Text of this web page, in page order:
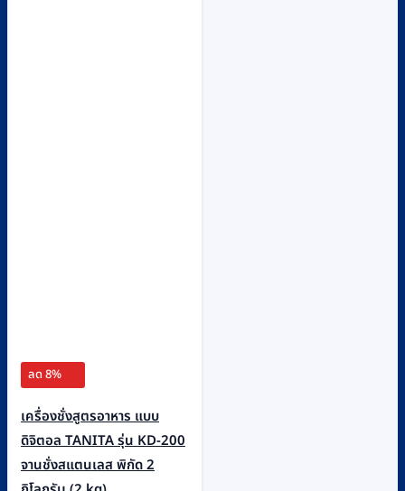
ลด 8%
เครื่องชั่งสูตรอาหาร แบบ
ดิจิตอล TANITA รุ่น KD-200
จานชั่งสแตนเลส พิกัด 2